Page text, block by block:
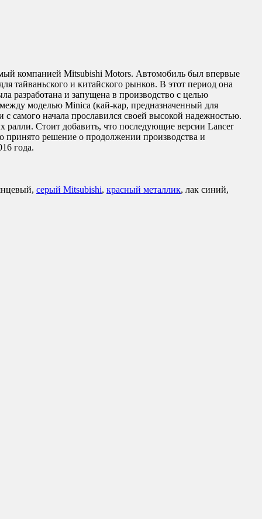
компанией Mitsubishi Motors. Автомобиль был впервые
тайваньского и китайского рынков. В этот период она
и запущена в производство с целью
моделью Minica (кай-кар, предназначенный для
самого начала прославился своей высокой надежностью.
Стоит добавить, что последующие версии Lancer
принято решение о продолжении производства и
года.
серый Mitsubishi, красный металлик, лак синий,